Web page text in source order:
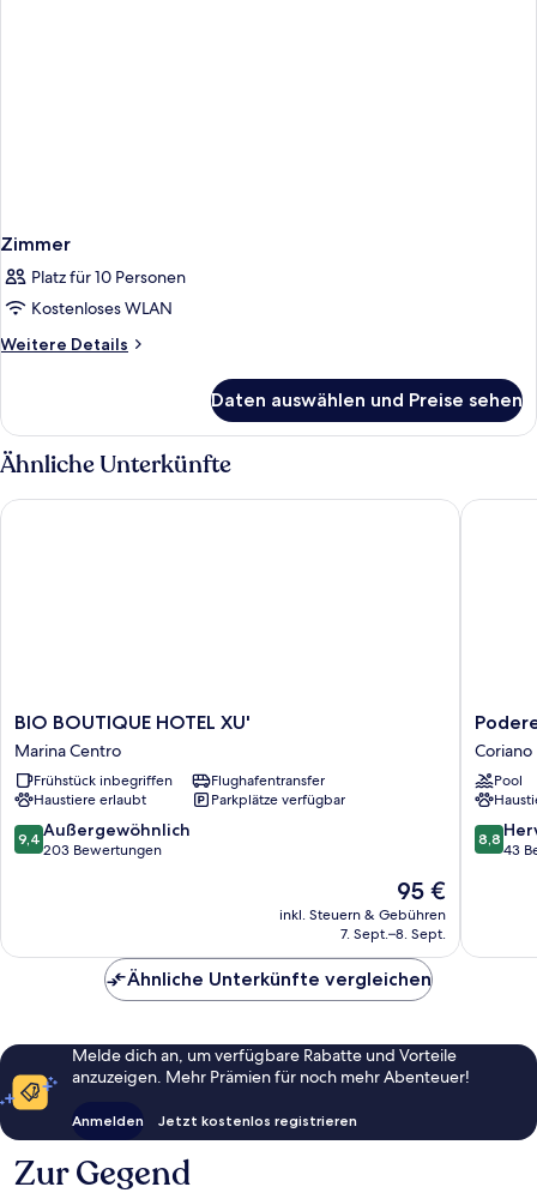
Zimmer
Platz für 10 Personen
Kostenloses WLAN
Weitere Details
Weitere
Daten auswählen und Preise sehen
Ähnliche Unterkünfte
BIO
BOUTIQUE
HOTEL
XU'
Marina
Centro
BIO BOUTIQUE HOTEL XU'
Marina Centro
Frühstück inbegriffen
Flughafentransfer
Haustiere erlaubt
Parkplätze verfügbar
9.4
von
9,4 Außergewöhnlich
203 Bewertungen
Der
Preis
beträgt
95 €
inkl. Steuern & Gebühren
7. Sept.–8. Sept.
BIO BOUTIQUE HOTEL XU'
Podere
del
Reale
Coriano
Coriano
Pool
8.8
von
8,8
43
Podere
Ähnliche Unterkünfte vergleichen
Melde dich an, um verfügbare Rabatte und Vorteile
anzuzeigen. Mehr Prämien für noch mehr Abenteuer!
Anmelden Jetzt kostenlos registrieren
Zur Gegend